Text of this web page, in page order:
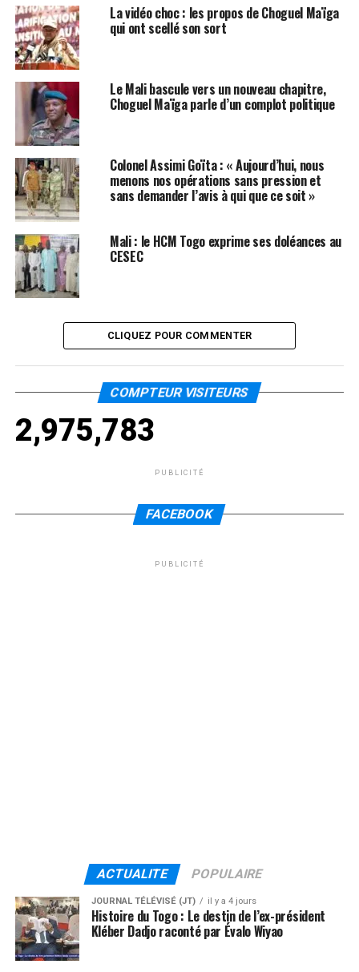
La vidéo choc : les propos de Choguel Maïga
qui ont scellé son sort
Le Mali bascule vers un nouveau chapitre,
Choguel Maïga parle d’un complot politique
Colonel Assimi Goïta : « Aujourd’hui, nous
menons nos opérations sans pression et
sans demander l’avis à qui que ce soit »
Mali : le HCM Togo exprime ses doléances au
CESEC
CLIQUEZ POUR COMMENTER
COMPTEUR VISITEURS
2,975,783
PUBLICITÉ
FACEBOOK
PUBLICITÉ
ACTUALITE POPULAIRE
JOURNAL TÉLÉVISÉ (JT) il y a 4 jours
Histoire du Togo : Le destin de l’ex-président
Kléber Dadjo raconté par Évalo Wiyao